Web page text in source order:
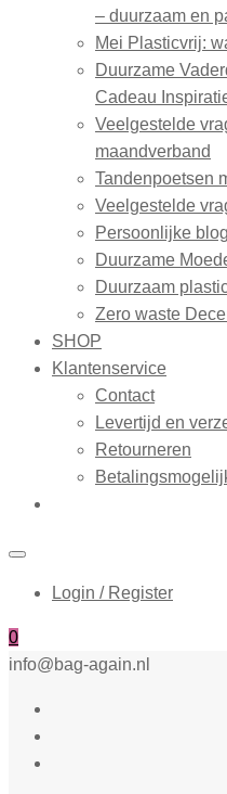
– duurzaam en
Mei Plasticvrij:
Duurzame
Cadeau
Veelgestelde
maandverband
Tandenpoetsen
Veelgestelde
Persoonlijke
Duurzame
Duurzaam
Zero waste
SHOP
Klantenservice
Contact
Levertijd en
Retourneren
Login / Register
0
info@bag-again.nl